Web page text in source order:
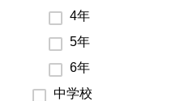
4年
5年
6年
中学校